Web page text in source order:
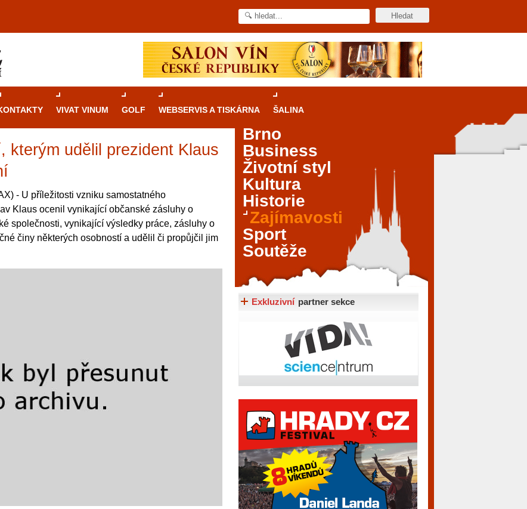
VIVAT VINUM GOLF WEBSERVIS A TISKÁRNA ŠALINA
kterým udělil prezident Klaus
- U příležitosti vzniku samostatného
Klaus ocenil vynikající občanské zásluhy o
společnosti, vynikající výsledky práce, zásluhy o
činy některých osobností a udělil či propůjčil jim
Průvodcekasinovými hrami v Brně: Od
Brno je městem známým pro zajímavé památky, skvělé
restaurace, divadla a univerzity. Mimo jiné je ale také
místem, kde si můžete legálně a bezpečně vyzkoušet
různé kasinové hry. V neustále kvetoucí moravské
metropoli naleznete širokou nabídku her od klasické
Brno
Business
Životní styl
Kultura
Historie
Zajímavosti
Sport
Soutěže
Exkluzivní partner sekce